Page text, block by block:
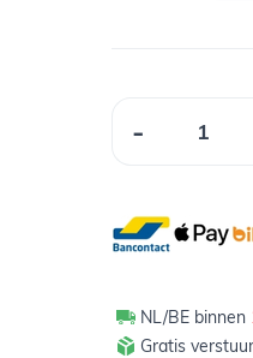
-
NL/BE binnen
Gratis